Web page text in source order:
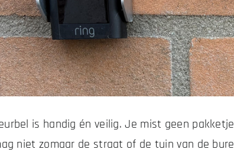
is handig én veilig. Je mist geen
niet zomaar de straat of de tuin van de